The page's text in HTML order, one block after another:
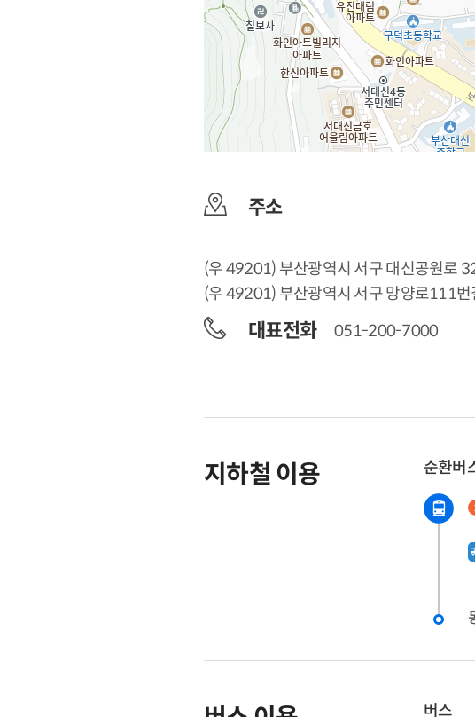
주소
(우 49201) 부산광역시 서구 대신공원로
(우 49201) 부산광역시 서구 망양로111
대표전화 051-200-7000
지하철 이용 순환버
버스